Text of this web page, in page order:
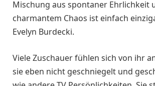
Mischung aus spontaner Ehrlichkeit
charmantem Chaos ist einfach
Evelyn Burdecki.
Viele Zuschauer fühlen sich von ihr
sie eben nicht geschniegelt und